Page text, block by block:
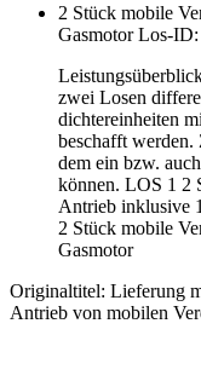
2 Stück mobile
Gasmotor Los-
zwei Losen
dichtereinheiten
beschafft werden.
dem ein bzw.
können. LOS 1 2
Antrieb inklusive
2 Stück mobile
Gasmotor
Originaltitel: Lieferung
Antrieb von mobilen